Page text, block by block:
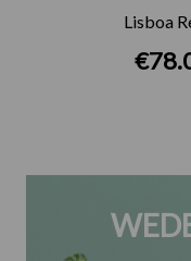
Lisboa
€